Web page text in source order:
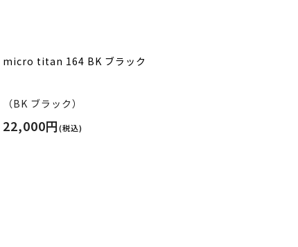
micro titan 164 BK ブラック
（BK ブラック）
22,000円(税込)